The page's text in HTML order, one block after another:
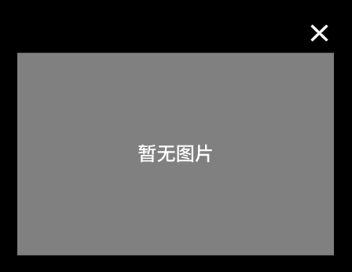
关于M+藏品